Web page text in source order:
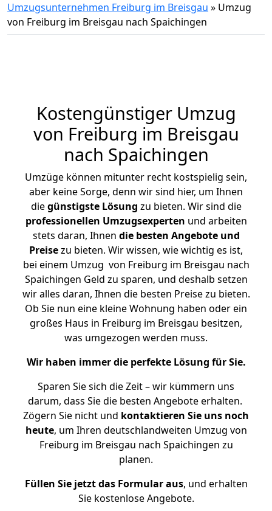
Umzugsunternehmen Freiburg im Breisgau » Umzug
von Freiburg im Breisgau nach Spaichingen
Kostengünstiger Umzug
von Freiburg im Breisgau
nach Spaichingen
Umzüge können mitunter recht kostspielig sein,
aber keine Sorge, denn wir sind hier, um Ihnen
diegünstigste Lösung zu bieten. Wir sind die
professionellen Umzugsexperten und arbeiten
stets daran, Ihnen die besten Angebote und
Preisezu bieten. Wir wissen, wie wichtig es ist,
bei einem Umzug von Freiburg im Breisgau nach
Spaichingen Geld zu sparen, und deshalb setzen
wir alles daran, Ihnen die besten Preise zu bieten.
Ob Sie nun eine kleine Wohnung haben oder ein
großes Haus in Freiburg im Breisgau besitzen,
was umgezogen werden muss.
Wir haben immer die perfekte Lösung für Sie.
Sparen Sie sich die Zeit – wir kümmern uns
darum, dass Sie die besten Angebote erhalten.
Zögern Sie nicht und kontaktieren Sie uns noch
heute, um Ihren deutschlandweiten Umzug von
Freiburg im Breisgau nach Spaichingen zu
planen.
Füllen Sie jetzt das Formular aus, und erhalten
Sie kostenlose Angebote.